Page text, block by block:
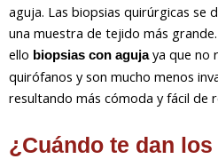
aguja. Las biopsias quirúrgicas se
una muestra de tejido más
ello biopsias con agujaya que no
quirófanos y son mucho menos
resultando más cómoda y fácil de
¿Cuándo te dan